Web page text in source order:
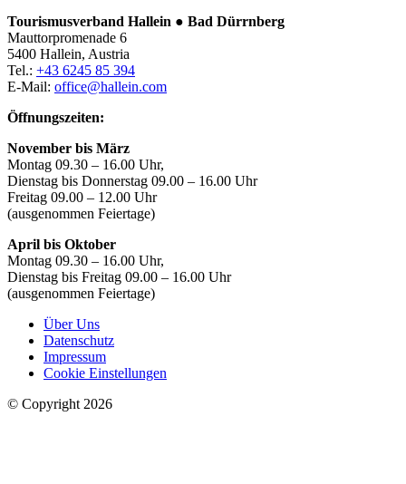
Tourismusverband Hallein ● Bad Dürrnberg
Mauttorpromenade 6
5400 Hallein, Austria
Tel.: +43 6245 85 394
E-Mail: office@hallein.com
Öffnungszeiten:
November bis März
Montag 09.30 – 16.00 Uhr,
Dienstag bis Donnerstag 09.00 – 16.00 Uhr
Freitag 09.00 – 12.00 Uhr
(ausgenommen Feiertage)
April bis Oktober
Montag 09.30 – 16.00 Uhr,
Dienstag bis Freitag 09.00 – 16.00 Uhr
(ausgenommen Feiertage)
Über Uns
Datenschutz
Impressum
Cookie Einstellungen
© Copyright 2026